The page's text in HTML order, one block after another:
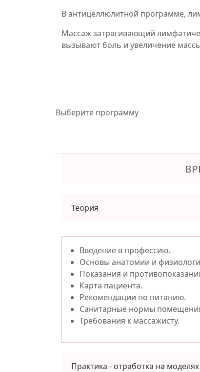
В антицеллюлитной программе,
Массаж затрагивающий
вызывают боль и увеличение
Выберите программу
Теория
Введение в профессию.
Основы анатомии и
Показания и
Карта пациента.
Рекомендации по питанию.
Санитарные нормы
Требования к массажисту.
Практика - отработка на